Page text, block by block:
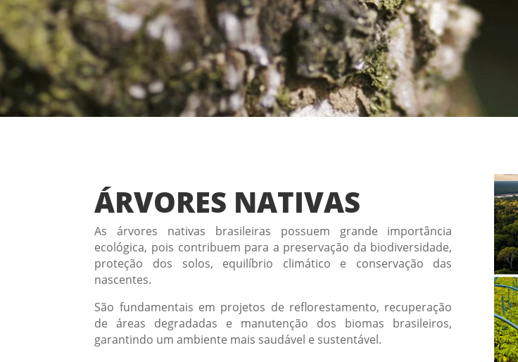
ÁRVORES NATIVAS
As árvores nativas brasileiras possuem grande importância
ecológica, pois contribuem para a preservação da biodiversidade,
proteção dos solos, equilíbrio climático e conservação das
nascentes.
São fundamentais em projetos de reflorestamento, recuperação
de áreas degradadas e manutenção dos biomas brasileiros,
garantindo um ambiente mais saudável e sustentável.